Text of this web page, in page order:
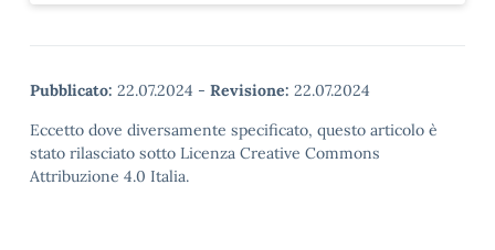
Pubblicato: 22.07.2024 - Revisione: 22.07.2024
Eccetto dove diversamente specificato, questo articolo è
stato rilasciato sotto Licenza Creative Commons
Attribuzione 4.0 Italia.